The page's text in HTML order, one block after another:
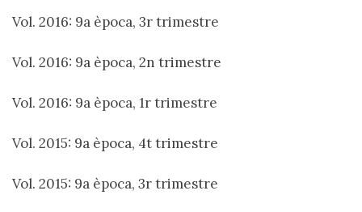
Vol. 2016: 9a època, 3r trimestre
Vol. 2016: 9a època, 2n trimestre
Vol. 2016: 9a època, 1r trimestre
Vol. 2015: 9a època, 4t trimestre
Vol. 2015: 9a època, 3r trimestre